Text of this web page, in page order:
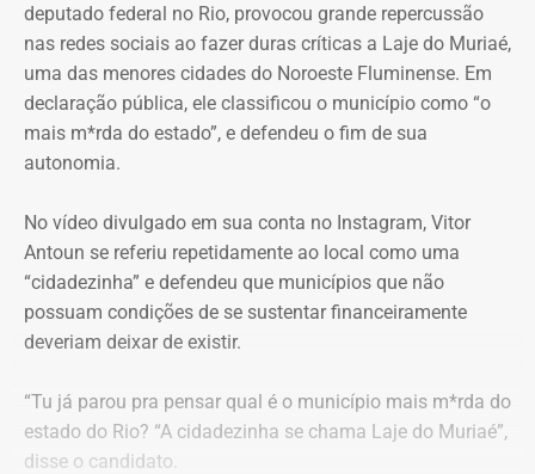
Moraes, porém, afastou a alegação de que teria havido
violação da cadeia de custódia das provas. Segundo o
ministro, não existem “quaisquer indícios ou evidências
concretas” que sustentem essa possibilidade. Ele
também descartou a hipótese de que o sigilo das
comunicações profissionais de Alessandro Carracena, na
Além de rejeitar o recurso da defesa de Carracena, o
ministro do STF votou por negar pedidos de outros
investigados na Operação Anomalia. O ministro defendeu
que se mantenham as prisões do policial militar Flávio
Gonçalves, ex-assessor parlamentar, continue detido em
uma penitenciária federal.
deputado federal no Rio, provocou grande repercussão
nas redes sociais ao fazer duras críticas a Laje do Muriaé,
uma das menores cidades do Noroeste Fluminense. Em
declaração pública, ele classificou o município como “o
mais m*rda do estado”, e defendeu o fim de sua
autonomia.
No vídeo divulgado em sua conta no Instagram, Vitor
Antoun se referiu repetidamente ao local como uma
“cidadezinha” e defendeu que municípios que não
possuam condições de se sustentar financeiramente
deveriam deixar de existir.
“Tu já parou pra pensar qual é o município mais m*rda do
estado do Rio? “A cidadezinha se chama Laje do Muriaé”,
disse o candidato.